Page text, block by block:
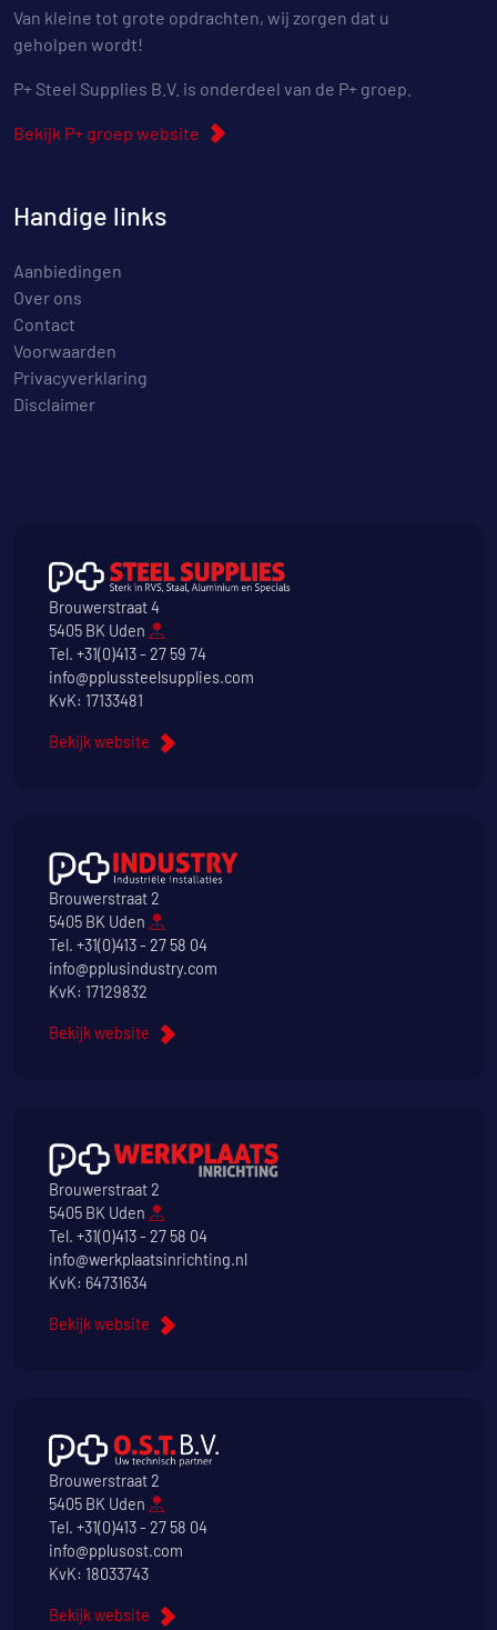
Van kleine tot grote opdrachten, wij zorgen dat u
geholpen wordt!
P+ Steel Supplies B.V. is onderdeel van de P+ groep.
Bekijk P+ groep website
Handige links
Aanbiedingen
Over ons
Contact
Voorwaarden
Privacyverklaring
Disclaimer
Brouwerstraat 4
5405 BK Uden
Tel. +31(0)413 - 27 59 74
info@pplussteelsupplies.com
KvK: 17133481
Bekijk website
Brouwerstraat 2
5405 BK Uden
Tel. +31(0)413 - 27 58 04
info@pplusindustry.com
KvK: 17129832
Bekijk website
Brouwerstraat 2
5405 BK Uden
Tel. +31(0)413 - 27 58 04
info@werkplaatsinrichting.nl
KvK: 64731634
Bekijk website
Brouwerstraat 2
5405 BK Uden
Tel. +31(0)413 - 27 58 04
info@pplusost.com
KvK: 18033743
Bekijk website